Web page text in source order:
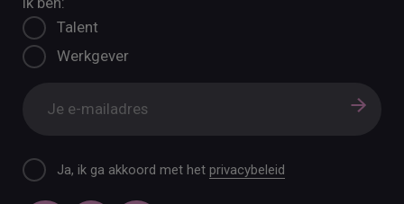
Talent
Werkgever
Ja, ik ga akkoord met hetprivacybeleid